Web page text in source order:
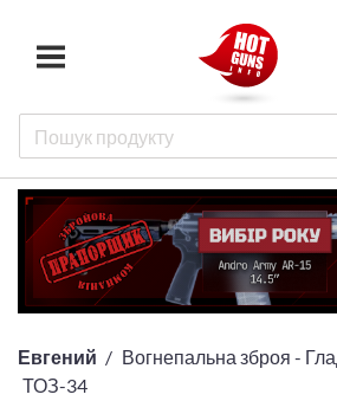
Евгений
Вогнепальна зброя -
ТОЗ-34